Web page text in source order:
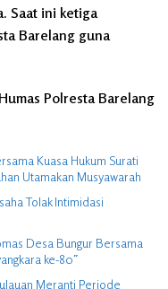
Saat ini ketiga
Barelang guna
Humas Polresta Barelang
Kuasa Hukum Surati
Utamakan Musyawarah
Tolak Intimidasi
Desa Bungur Bersama
ke-80″
Meranti Periode